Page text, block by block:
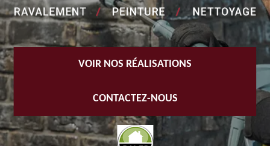
VOIR NOS RÉALISATIONS
CONTACTEZ-NOUS